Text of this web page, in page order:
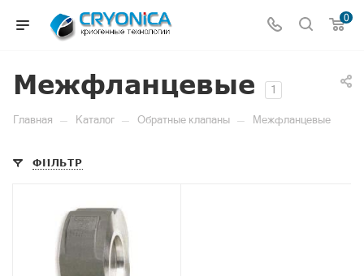
0
Межфланцевые 1
Главная — Каталог — Обратные клапаны — Межфланцевые
ФИЛЬТР